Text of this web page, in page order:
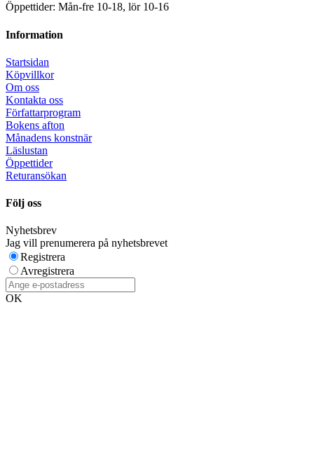
Öppettider: Mån-fre 10-18, lör 10-16
Information
Startsidan
Köpvillkor
Om oss
Kontakta oss
Författarprogram
Bokens afton
Månadens konstnär
Läslustan
Öppettider
Returansökan
Följ oss
Nyhetsbrev
Jag vill prenumerera på nyhetsbrevet
Registrera
Avregistrera
OK